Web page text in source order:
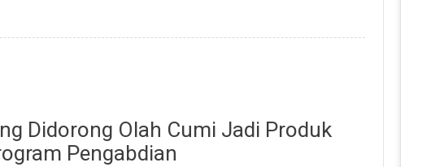
Didorong Olah Cumi Jadi Produk
Pengabdian